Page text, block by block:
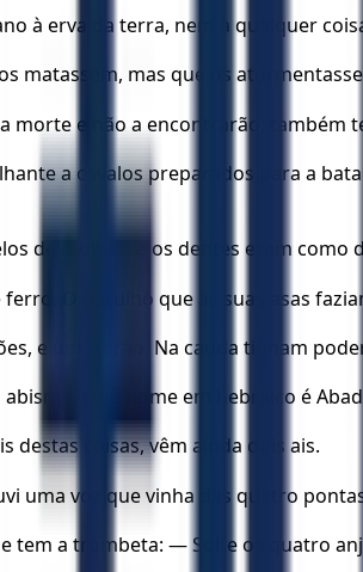
à erva da terra, nem a qualquer
matassem, mas que os
a morte e não a encontrarão; também
a cavalos preparados para a
de mulher; e os dentes eram como
ferro. O barulho que as suas asas
e um ferrão. Na cauda tinham
cujo nome em hebraico é
destas coisas, vêm ainda dois ais.
uma voz que vinha das quatro
tem a trombeta: — Solte os quatro